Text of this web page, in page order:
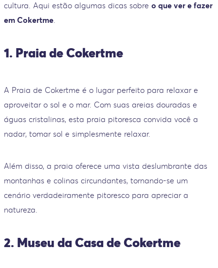
cultura. Aqui estão algumas dicas sobre o que ver e fazer
em Cokertme.
1. Praia de Cokertme
A Praia de Cokertme é o lugar perfeito para relaxar e
aproveitar o sol e o mar. Com suas areias douradas e
águas cristalinas, esta praia pitoresca convida você a
nadar, tomar sol e simplesmente relaxar.
Além disso, a praia oferece uma vista deslumbrante das
montanhas e colinas circundantes, tornando-se um
cenário verdadeiramente pitoresco para apreciar a
natureza.
2. Museu da Casa de Cokertme